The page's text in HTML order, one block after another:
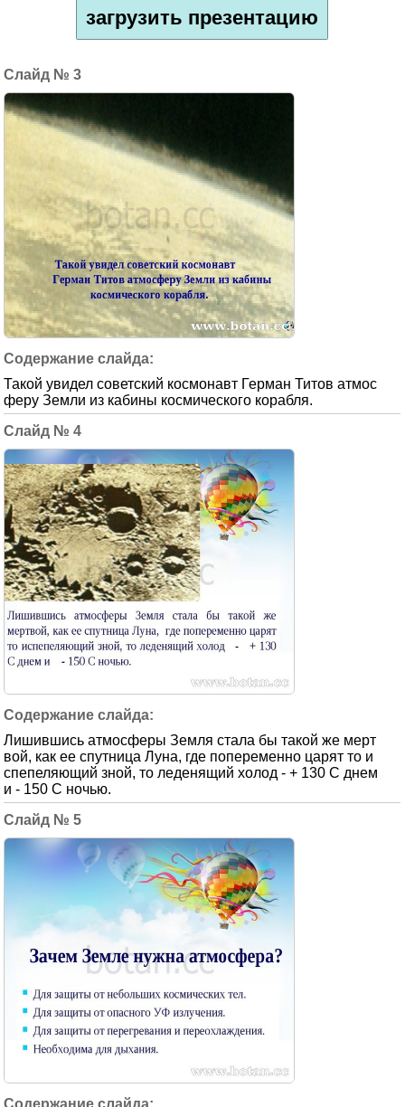
загрузить презентацию
3
Такой увидел советский космонавт Герман Титов атмос
феру Земли из кабины космического корабля.
4
Лишившись атмосферы Земля стала бы такой же мерт
вой, как ее спутница Луна, где попеременно царят то и
спепеляющий зной, то леденящий холод - + 130 С днем
и - 150 С ночью.
5